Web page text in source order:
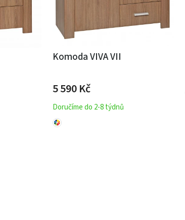
Komoda VIVA VII
5 590Kč
Doručíme do 2-8 týdnů